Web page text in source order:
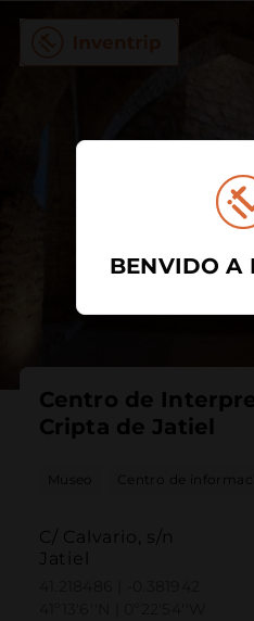
Centro de
Cripta de Jatiel
Museo Centro de
C/ Calvario, s/n
Jatiel
BENVIDO A